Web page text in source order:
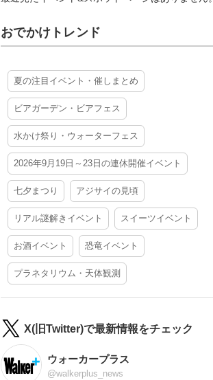
おでかけトレンド
夏の注目イベント・催しまとめ
ビアガーデン・ビアフェス
水かけ祭り・ウォーターフェス
2026年9月19日～23日の連休開催イベント
七夕まつり アジサイの見頃
リアル謎解きイベント スイーツイベント
お酒イベント 恐竜イベント
プラネタリウム・天体観測
X(旧Twitter)で最新情報をチェック
ウォーカープラス
@walkerplus_news